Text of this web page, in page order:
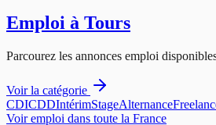
Emploi à Tours
Parcourez les annonces emploi
Voir la catégorie
CDICDDIntérimStageAlternance
Voiremploi dans toute la France